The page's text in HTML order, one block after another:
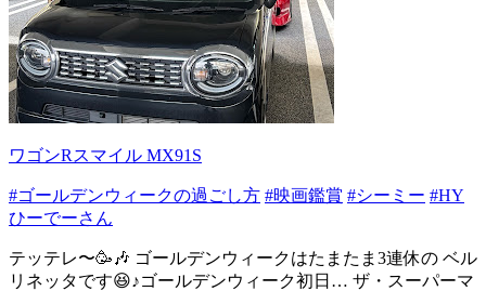
ワゴンRスマイル MX91S
#ゴールデンウィークの過ごし方 #映画鑑賞 #シーミー #HY
ひーでーさん
テッテレ〜🥳🎶 ゴールデンウィークはたまたま3連休の ベル
リネッタです😆♪ゴールデンウィーク初日… ザ・スーパーマ